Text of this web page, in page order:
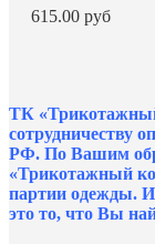
615.00 руб
ТК
сотрудничеству
РФ. По Вашим
«Трикотажный
партии одежды.
это то, что Вы